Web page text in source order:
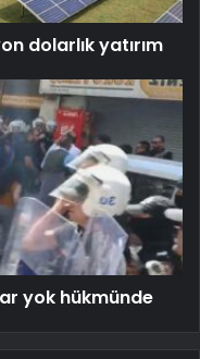
dolarlık yatırım
yok hükmünde